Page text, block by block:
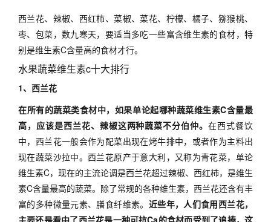
西兰花、辣椒、西红柿、菜椒、菜花、柠檬、橘子、猕猴桃、
枣、包菜，数九寒天，要适当多吃一些富含维生素的食材，特
别是维生素C含量高的食材才行。
水果蔬菜维生素c十大排行
1、西兰花
在所有的蔬菜类食材中，如果单论起哪种蔬菜维生素C含量最
高，应该是西兰花、辣椒这两种蔬菜不分伯仲。在西式餐饮
中，西兰花一般会作为配菜出现在烤牛排中，或者作为主料出
现在蔬菜沙拉中。西兰花原产于意大利，又称为青花菜，单论
维生素C，现在的主流论调是西兰花超过辣椒、西红柿，是维生
素C含量最高的蔬菜。除了常规的各种维生素，西兰花还含有丰
富的多种微量元素、膳食纤维素。 近些年，人们食用西兰花，
主要还是看中了西兰花是一种可抗Ca的食材而受到了追捧，这